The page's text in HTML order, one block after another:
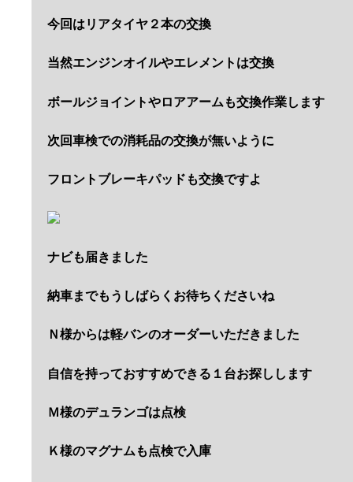
今回はリアタイヤ２本の交換
当然エンジンオイルやエレメントは交換
ボールジョイントやロアアームも交換作業します
次回車検での消耗品の交換が無いように
フロントブレーキパッドも交換ですよ
ナビも届きました
納車までもうしばらくお待ちくださいね
Ｎ様からは軽バンのオーダーいただきました
自信を持っておすすめできる１台お探しします
Ｍ様のデュランゴは点検
Ｋ様のマグナムも点検で入庫